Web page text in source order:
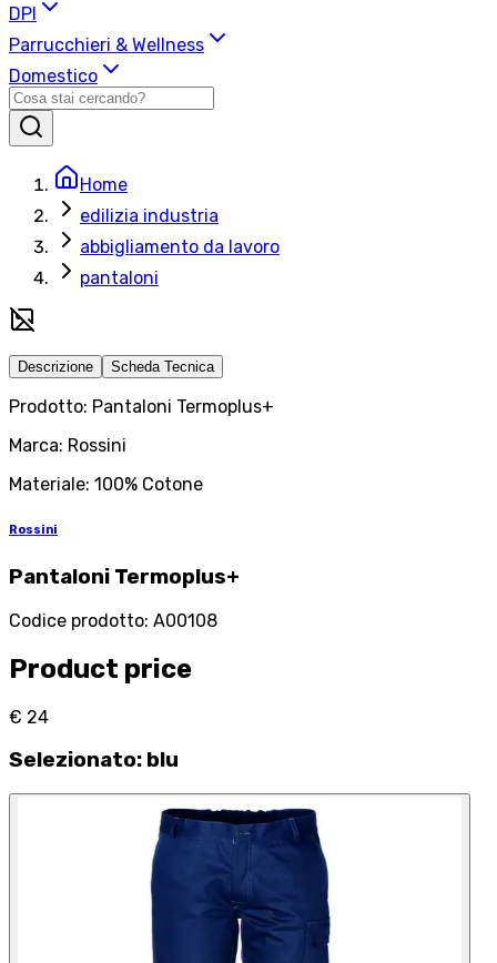
DPI
Parrucchieri & Wellness
Domestico
Home
edilizia industria
abbigliamento da lavoro
pantaloni
Descrizione Scheda Tecnica
Prodotto: Pantaloni Termoplus+
Marca: Rossini
Materiale: 100% Cotone
Rossini
Pantaloni Termoplus+
Codice prodotto: A00108
Product price
€ 24
Selezionato: blu